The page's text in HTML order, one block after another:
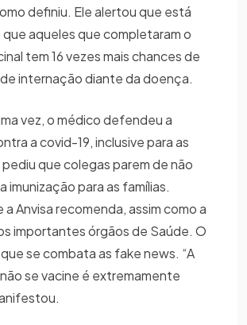
definiu. Ele alertou que está
aqueles que completaram o
tem 16 vezes mais chances de
internação diante da doença.
vez, o médico defendeu a
a covid-19, inclusive para as
que colegas parem de não
imunização para as famílias.
a Anvisa recomenda, assim como a
importantes órgãos de Saúde. O
se combata as fake news. “A
se vacine é extremamente